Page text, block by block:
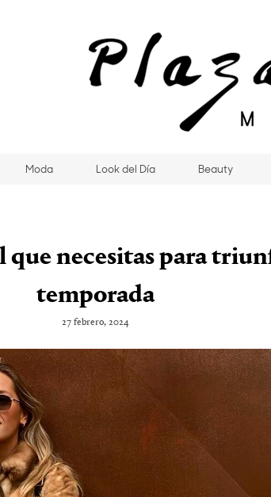
Moda Look del Día Beauty
que necesitas para
temporada
27 febrero, 2024